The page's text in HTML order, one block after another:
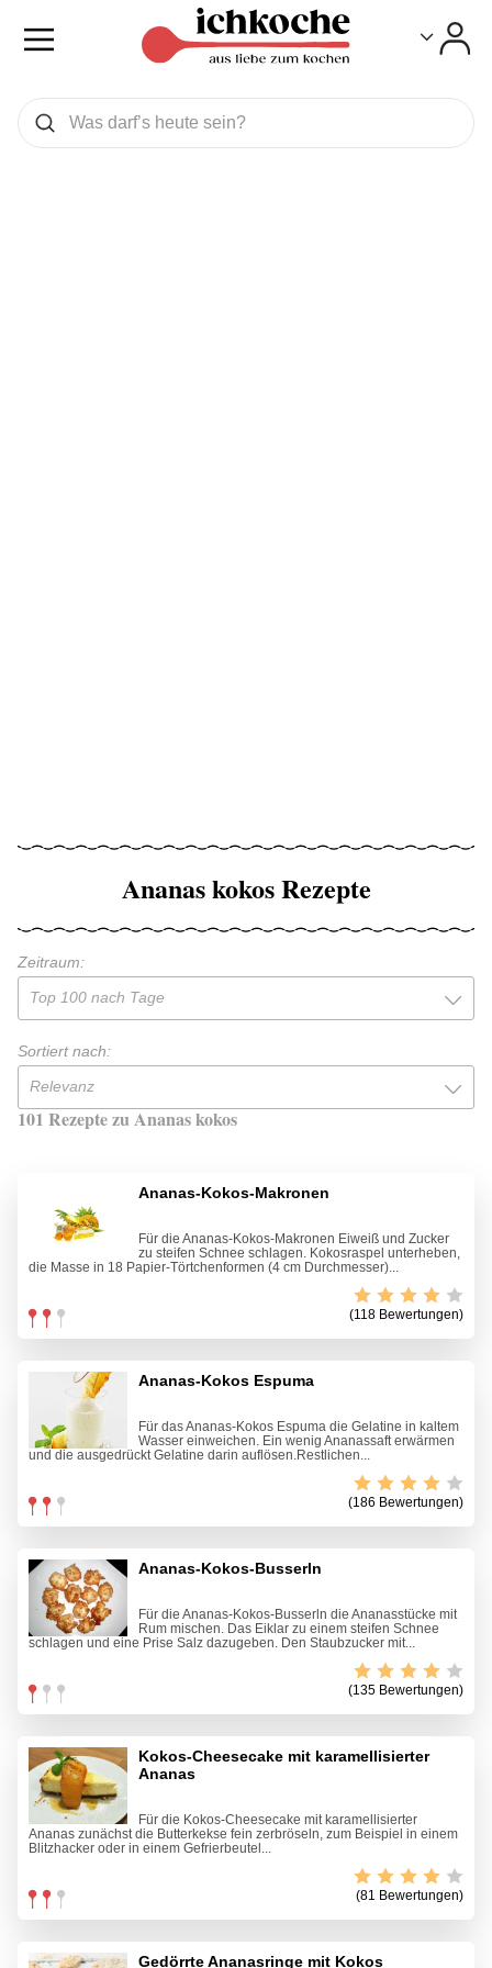
Was wollen Sie suchen
Suchen
Ananas kokos Rezepte
Zeitraum:
Top 100 nach Tage
Sortiert nach:
Relevanz
101 Rezepte zu Ananas kokos
Ananas-Kokos-Makronen
Für die Ananas-Kokos-Makronen Eiweiß und Zucker
zu steifen Schnee schlagen. Kokosraspel unterheben,
die Masse in 18 Papier-Törtchenformen (4 cm Durchmesser)...
(118 Bewertungen)
Ananas-Kokos Espuma
Für das Ananas-Kokos Espuma die Gelatine in kaltem
Wasser einweichen. Ein wenig Ananassaft erwärmen
und die ausgedrückt Gelatine darin auflösen.Restlichen...
(186 Bewertungen)
Ananas-Kokos-Busserln
Für die Ananas-Kokos-Busserln die Ananasstücke mit
Rum mischen. Das Eiklar zu einem steifen Schnee
schlagen und eine Prise Salz dazugeben. Den Staubzucker mit...
(135 Bewertungen)
Kokos-Cheesecake mit karamellisierter
Ananas
Für die Kokos-Cheesecake mit karamellisierter
Ananas zunächst die Butterkekse fein zerbröseln, zum Beispiel in einem
Blitzhacker oder in einem Gefrierbeutel...
(81 Bewertungen)
Gedörrte Ananasringe mit Kokos